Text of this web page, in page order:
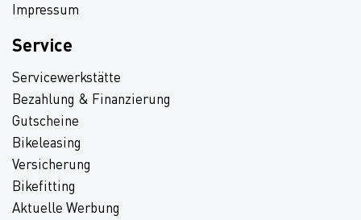
Impressum
Service
Servicewerkstätte
Bezahlung & Finanzierung
Gutscheine
Bikeleasing
Versicherung
Bikefitting
Aktuelle Werbung